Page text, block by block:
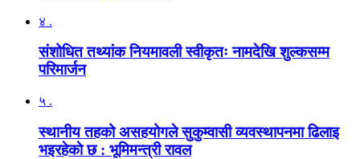
४ .
संशोधित तथ्यांक नियमावली स्वीकृतः नामदेखि शुल्कसम्म
परिमार्जन
५ .
स्थानीय तहको असहयोगले सुकुम्वासी व्यवस्थापनमा ढिलाइ
भइरहेकाे छ : भूमिमन्त्री रावल